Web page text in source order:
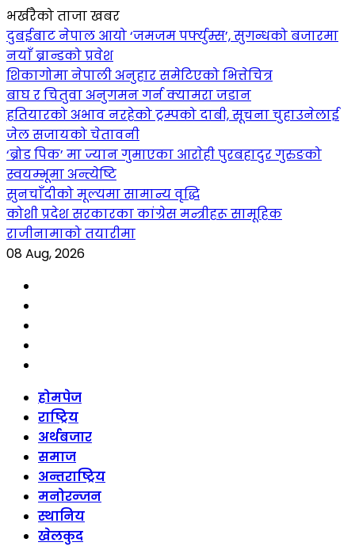
भर्खरैको ताजा खबर
दुबईबाट नेपाल आयो ‘जमजम पर्फ्युम्स’, सुगन्धको बजारमा
नयाँ ब्रान्डको प्रवेश
शिकागोमा नेपाली अनुहार समेटिएको भित्तेचित्र
बाघ र चितुवा अनुगमन गर्न क्यामरा जडान
हतियारको अभाव नरहेको ट्रम्पको दाबी, सूचना चुहाउनेलाई
जेल सजायको चेतावनी
‘ब्रोड पिक’ मा ज्यान गुमाएका आराेही पुरबहादुर गुरुङको
स्वयम्भूमा अन्त्येष्टि
सुनचाँदीको मूल्यमा सामान्य वृद्धि
कोशी प्रदेश सरकारका कांग्रेस मन्त्रीहरू सामूहिक
राजीनामाको तयारीमा
08 Aug, 2026
Skip
content
होमपेज
राष्ट्रिय
अर्थबजार
समाज
अन्तराष्ट्रिय
मनोरन्जन
स्थानिय
खेलकुद